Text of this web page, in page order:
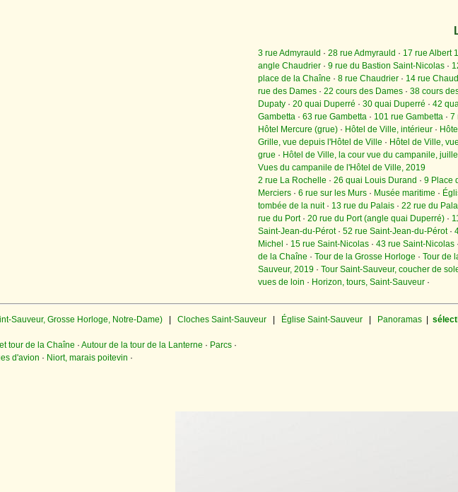
3 rue Admyrauld · 28 rue Admyrauld · 17 rue Albert
angle Chaudrier· 9 rue du Bastion Saint-Nicolas·
place de la Chaîne · 8 rue Chaudrier· 14 rue
rue des Dames· 22 cours des Dames· 38 cours
Dupaty· 20 quai Duperré · 30 quai Duperré · 42
Gambetta· 63 rue Gambetta · 101 rue Gambetta· 7
Hôtel Mercure (grue)· Hôtel de Ville, intérieur·
Grille, vue depuis l'Hôtel de Ville · Hôtel de Ville,
grue · Hôtel de Ville, la cour vue du campanile,
Vues du campanile de l'Hôtel de Ville, 2019
2 rue La Rochelle · 26 quai Louis Durand · 9 Place
Merciers· 6 rue sur les Murs· Musée maritime ·
tombée de la nuit· 13 rue du Palais· 22 rue du
rue du Port· 20 rue du Port (angle quai Duperré)·
Saint-Jean-du-Pérot· 52 rue Saint-Jean-du-Pérot·
Michel · 15 rue Saint-Nicolas· 43 rue Saint-Nicolas
de la Chaîne · Tour de la Grosse Horloge · Tour de
Sauveur, 2019· Tour Saint-Sauveur, coucher de
vues de loin · Horizon, tours, Saint-Sauveur·
Sauveur, Grosse Horloge, Notre-Dame) Cloches Saint-Sauveur Église Saint-Sauveur Panoramas
tour de la Chaîne · Autour de la tour de la Lanterne · Parcs ·
d'avion · Niort, marais poitevin ·